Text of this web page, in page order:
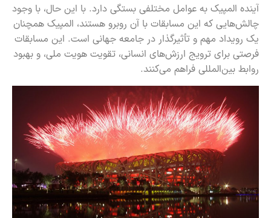
آینده المپیک به عوامل مختلفی بستگی دارد. با این حال، با وجود
چالش‌هایی که این مسابقات با آن روبرو هستند، المپیک همچنان
یک رویداد مهم و تأثیرگذار در جامعه جهانی است. این مسابقات
فرصتی برای ترویج ارزش‌های انسانی، تقویت هویت ملی، و بهبود
روابط بین‌المللی فراهم می‌کنند.